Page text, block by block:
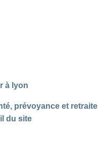
prévoyance et retraite
du site